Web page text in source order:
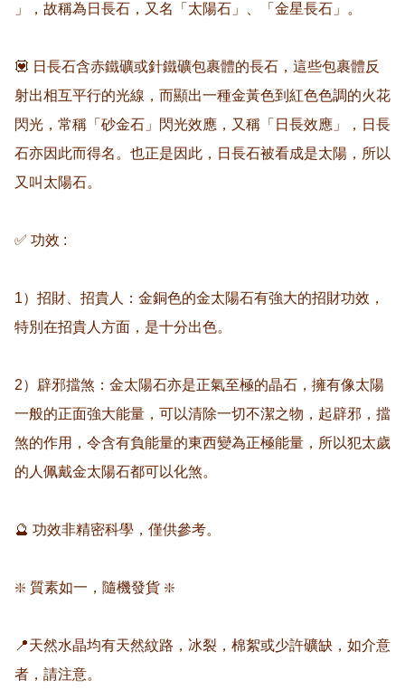
」，故稱為日長石，又名「太陽石」、「金星長石」。
💟 日長石含赤鐵礦或針鐵礦包裹體的長石，這些包裹體反
射出相互平行的光線，而顯出一種金黃色到紅色色調的火花
閃光，常稱「砂金石」閃光效應，又稱「日長效應」，日長
石亦因此而得名。也正是因此，日長石被看成是太陽，所以
又叫太陽石。
✅ 功效 :
1）招財、招貴人：金銅色的金太陽石有強大的招財功效，
特別在招貴人方面，是十分出色。
2）辟邪擋煞：金太陽石亦是正氣至極的晶石，擁有像太陽
一般的正面強大能量，可以清除一切不潔之物，起辟邪，擋
煞的作用，令含有負能量的東西變為正極能量，所以犯太歲
的人佩戴金太陽石都可以化煞。
🔮 功效非精密科學，僅供參考。
❇️ 質素如一，隨機發貨 ❇️
📍天然水晶均有天然紋路，冰裂，棉絮或少許礦缺，如介意
者，請注意。